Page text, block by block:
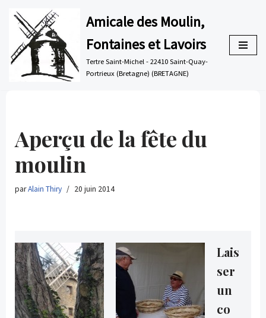
Aller
au
contenu
Amicale des Moulin,
Fontaines et Lavoirs
Tertre Saint-Michel - 22410 Saint-Quay-
Portrieux (Bretagne) (BRETAGNE)
Aperçu de la fête du
moulin
parAlain Thiry 20 juin 2014
Lais
ser
un
co